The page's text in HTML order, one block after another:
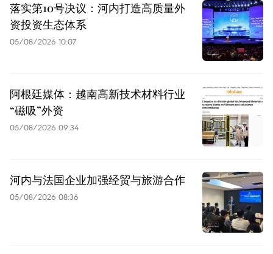
落实第10号决议：河内打造高质量外
资投资生态体系
05/08/2026 10:07
阿根廷媒体：越南高新技术材料行业
“磁吸”外资
05/08/2026 09:34
河内与法国企业加强经贸与旅游合作
05/08/2026 08:36